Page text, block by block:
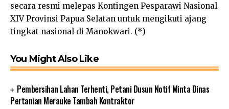
secara resmi melepas Kontingen Pesparawi Nasional
XIV Provinsi Papua Selatan untuk mengikuti ajang
tingkat nasional di Manokwari. (*)
You Might Also Like
Pembersihan Lahan Terhenti, Petani Dusun Notif Minta Dinas
Pertanian Merauke Tambah Kontraktor